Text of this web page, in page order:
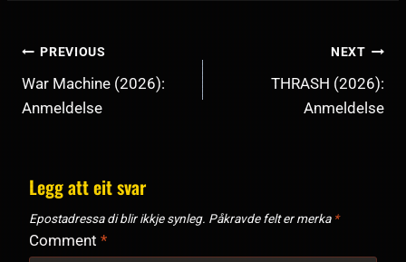
INNLEGGSNAVIGERING
PREVIOUS
War Machine (2026):
Anmeldelse
NEXT
THRASH (2026):
Anmeldelse
Legg att eit svar
Epostadressa di blir ikkje synleg. Påkravde felt er merka *
Comment *